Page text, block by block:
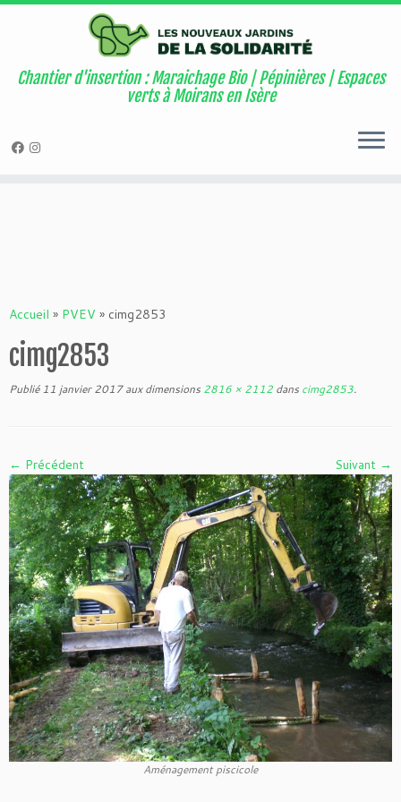
: Attempt to read property "geoplugin_countryCode" on null in
/home/users6/e/ehw1613/www/wordpress/wordpress/wp-
content/plugins/page-visit-counter/public/class-page-visit-counter-
public.phpon line227
contenu
Chantier d'insertion : Maraichage Bio | Pépinières | Espaces
verts à Moirans en Isère
Accueil » PVEV » cimg2853
cimg2853
Publié 11 janvier 2017aux dimensions 2816 × 2112 dans cimg2853.
← Précédent Suivant →
Aménagement piscicole